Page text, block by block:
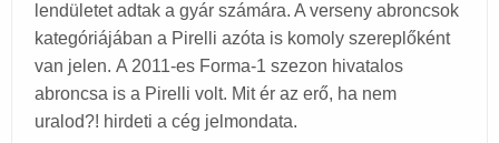
lendületet adtak a gyár számára. A verseny abroncsok
kategóriájában a Pirelli azóta is komoly szereplőként
van jelen. A 2011-es Forma-1 szezon hivatalos
abroncsa is a Pirelli volt. Mit ér az erő, ha nem
uralod?! hirdeti a cég jelmondata.